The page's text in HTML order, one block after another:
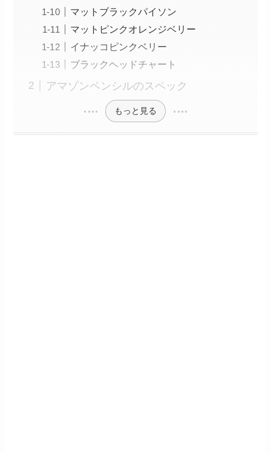
マットブラックパイソン
マットピンクオレンジベリー
イナッコピンクベリー
ブラックヘッドチャート
アマゾンペンシルのスペック
もっと見る